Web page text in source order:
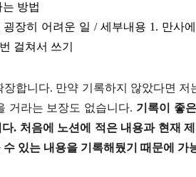
방법
장히 어려운 일 / 세부내용 1. 만사
걸쳐서 쓰기
합니다. 만약 기록하지 않았다면
거라는 보장도 없습니다. 기록이 좋
. 처음에 노션에 적은 내용과 현재
있는 내용을 기록해뒀기 때문에 가